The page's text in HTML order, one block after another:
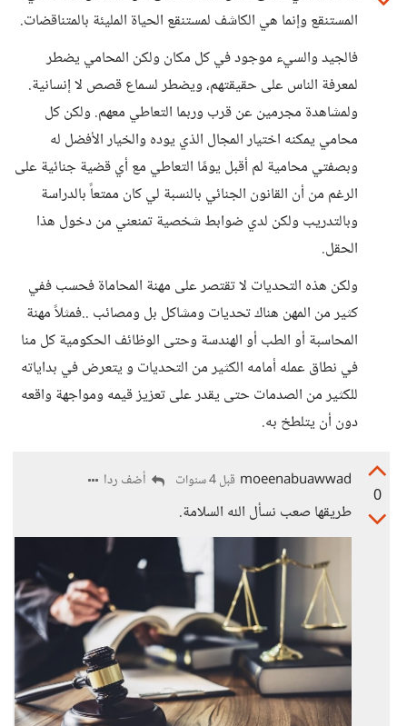
المستنقع وإنما هي الكاشف لمستنقع الحياة المليئة بالمتناقضات.
فالجيد والسيء موجود في كل مكان ولكن المحامي يضطر
لمعرفة الناس على حقيقتهم، ويضطر لسماع قصص لا إنسانية.
ولمشاهدة مجرمين عن قرب وربما التعاطي معهم. ولكن كل
محامي يمكنه اختيار المجال الذي يوده والخيار الأفضل له
وبصفتي محامية لم أقبل يومًا التعاطي مع أي قضية جنائية على
الرغم من أن القانون الجنائي بالنسبة لي كان ممتعاً بالدراسة
وبالتدريب ولكن لدي ضوابط شخصية تمنعني من دخول هذا
الحقل.
ولكن هذه التحديات لا تقتصر على مهنة المحاماة فحسب ففي
كثير من المهن هناك تحديات ومشاكل بل ومصائب ..فمثلاً مهنة
المحاسبة أو الطب أو الهندسة وحتى الوظائف الحكومية كل منا
في نطاق عمله أمامه الكثير من التحديات و يتعرض في بداياته
للكثير من الصدمات حتى يقدر على تعزيز قيمه ومواجهة واقعه
دون أن يتلطخ به.
0
moeenabuawwad قبل 4 سنوات أضف ردا
طريقها صعب نسأل الله السلامة.